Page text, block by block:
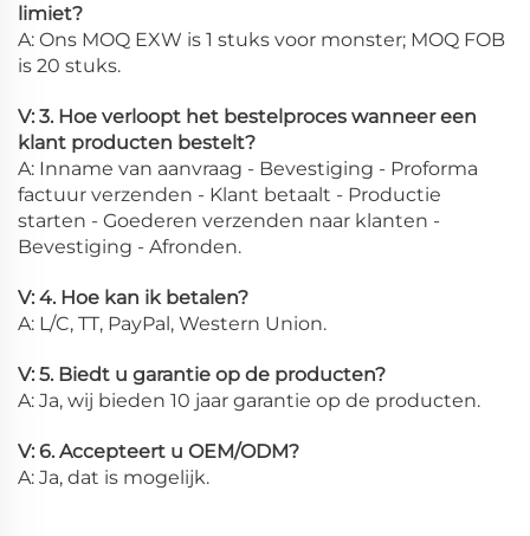
limiet?
A: Ons MOQ EXW is 1 stuks voor monster; MOQ FOB
is 20 stuks.
V: 3. Hoe verloopt het bestelproces wanneer een
klant producten bestelt?
A: Inname van aanvraag - Bevestiging - Proforma
factuur verzenden - Klant betaalt - Productie
starten - Goederen verzenden naar klanten -
Bevestiging - Afronden.
V: 4. Hoe kan ik betalen?
A: L/C, TT, PayPal, Western Union.
V: 5. Biedt u garantie op de producten?
A: Ja, wij bieden 10 jaar garantie op de producten.
V: 6. Accepteert u OEM/ODM?
A: Ja, dat is mogelijk.